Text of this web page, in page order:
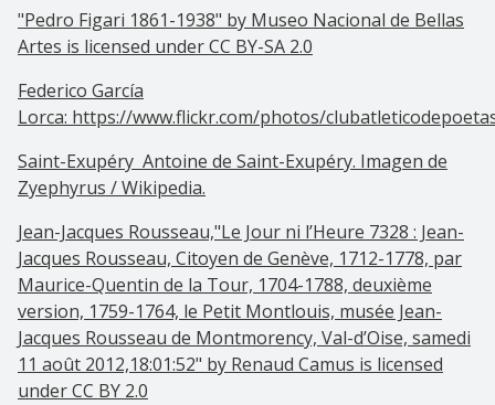
"Pedro Figari 1861-1938" by Museo Nacional de Bellas
Artes is licensed underCC BY-SA 2.0
Federico García
Lorca: https://www.flickr.com/photos/
Saint-Exupéry Antoine de Saint-Exupéry. Imagen de
Zyephyrus / Wikipedia.
Jean-Jacques Rousseau,"Le Jour ni l’Heure 7328 : Jean-
Jacques Rousseau, Citoyen de Genève, 1712-1778, par
Maurice-Quentin de la Tour, 1704-1788, deuxième
version, 1759-1764, le Petit Montlouis, musée Jean-
Jacques Rousseau de Montmorency, Val-d’Oise, samedi
11 août 2012,18:01:52" by Renaud Camus is licensed
under CC BY 2.0